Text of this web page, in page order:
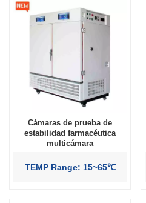
Cámaras de prueba de
estabilidad farmacéutica
multicámara
TEMP Range: 15~65℃